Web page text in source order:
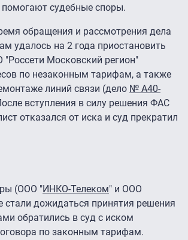
помогают судебные споры.
обращения и рассмотрения дела
удалось на 2 года приостановить
Московский регион"
по незаконным тарифам, а также
линий связи (дело № А40-
вступления в силу решения ФАС
отказался от иска и суд прекратил
(ООО "ИНКО-Телеком" и ООО
стали дожидаться принятия решения
обратились в суд с иском
по законным тарифам.